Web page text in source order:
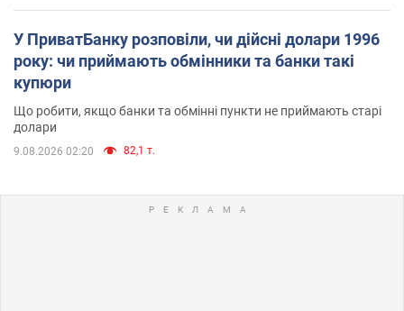
У ПриватБанку розповіли, чи дійсні долари 1996
року: чи приймають обмінники та банки такі
купюри
Що робити, якщо банки та обмінні пункти не приймають старі
долари
9.08.2026 02:20 82,1 т.